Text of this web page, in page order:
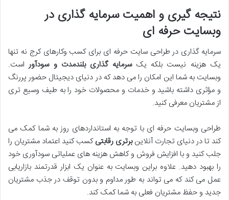
نتیجه گیری و اهمیت سرمایه گذاری در
وبسایت حرفه ای
سرمایه گذاری در طراحی سایت حرفه ای برای کسب وکارهای کرج نه تنها
یک هزینه نیست بلکه یکسرمایه گذاری بلندمدت و سودآوراست.
وبسایت به شما این امکان را می دهد که در دنیای دیجیتال حضور پررنگ
و مؤثری داشته باشید و خدمات و محصولات خود را به طیف وسیع تری
از مشتریان معرفی کنید.
طراحی وبسایت حرفه ای با توجه به استانداردهای روز به شما کمک می
کند تا در دنیای تجارت آنلاینبرتری رقابتیکسب کنید اعتماد مشتریان را
جلب کنید و با افزایش فروش و کاهش هزینه های عملیاتی سودآوری خود
را بهبود دهید. علاوه براین وبسایت به عنوان یک ابزار قدرتمند بازاریابی
عمل می کند که می تواند به طور مداوم و بدون توقف در جذب مشتریان
جدید و حفظ مشتریان فعلی به شما کمک کند.